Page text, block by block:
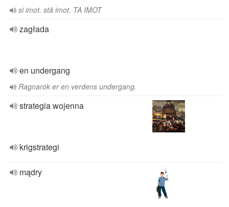
si imot. stå imot. TA IMOT
zagłada
en undergang
Ragnarok er en verdens undergang.
strategia wojenna
krigstrategi
mądry